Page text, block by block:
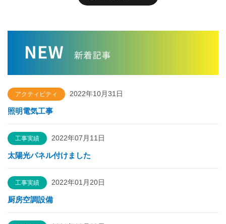
アクティビティ 2022年10月31日
照明電気工事
工事実績 2022年07月11日
太陽光パネル付けました
工事実績 2022年01月20日
厨房空調設備